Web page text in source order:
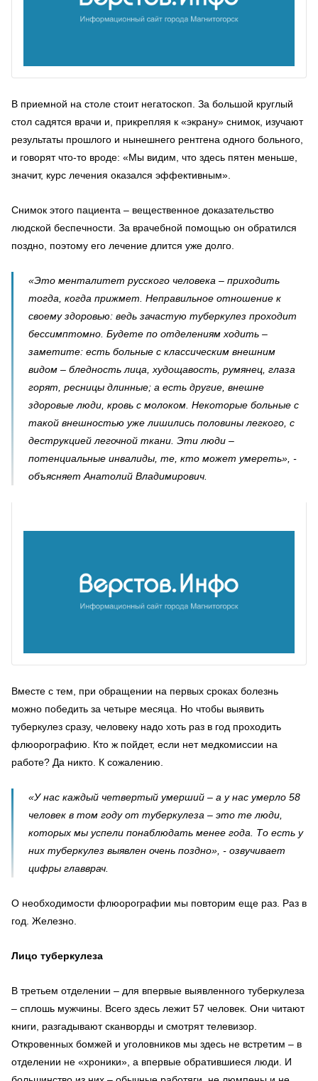
В приемной на столе стоит негатоскоп. За большой круглый
стол садятся врачи и, прикрепляя к «экрану» снимок, изучают
результаты прошлого и нынешнего рентгена одного больного,
и говорят что-то вроде: «Мы видим, что здесь пятен меньше,
значит, курс лечения оказался эффективным».
Снимок этого пациента – вещественное доказательство
людской беспечности. За врачебной помощью он обратился
поздно, поэтому его лечение длится уже долго.
«Это менталитет русского человека – приходить
тогда, когда прижмет. Неправильное отношение к
своему здоровью: ведь зачастую туберкулез проходит
бессимптомно. Будете по отделениям ходить –
заметите: есть больные с классическим внешним
видом – бледность лица, худощавость, румянец, глаза
горят, ресницы длинные; а есть другие, внешне
здоровые люди, кровь с молоком. Некоторые больные с
такой внешностью уже лишились половины легкого, с
деструкцией легочной ткани. Эти люди –
потенциальные инвалиды, те, кто может умереть», -
объясняет Анатолий Владимирович.
Вместе с тем, при обращении на первых сроках болезнь
можно победить за четыре месяца. Но чтобы выявить
туберкулез сразу, человеку надо хоть раз в год проходить
флюорографию. Кто ж пойдет, если нет медкомиссии на
работе? Да никто. К сожалению.
«У нас каждый четвертый умерший – а у нас умерло 58
человек в том году от туберкулеза – это те люди,
которых мы успели понаблюдать менее года. То есть у
них туберкулез выявлен очень поздно», - озвучивает
цифры главврач.
О необходимости флюорографии мы повторим еще раз. Раз в
год. Железно.
Лицо туберкулеза
В третьем отделении – для впервые выявленного туберкулеза
– сплошь мужчины. Всего здесь лежит 57 человек. Они читают
книги, разгадывают сканворды и смотрят телевизор.
Откровенных бомжей и уголовников мы здесь не встретим – в
отделении не «хроники», а впервые обратившиеся люди. И